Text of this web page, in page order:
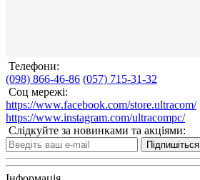
Телефони:
(098) 866-46-86 (057) 715-31-32
Соц мережі:
https://www.facebook.com/store.ultracom/
https://www.instagram.com/ultracompc/
Слідкуйте за новинками та акціями:
Підпишіться